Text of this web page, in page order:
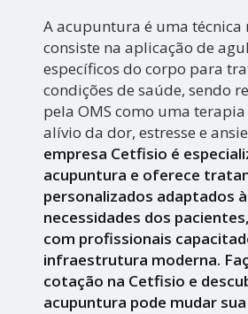
A acupuntura é uma técnica
consiste na aplicação de
específicos do corpo para
condições de saúde, sendo
pela OMS como uma
alívio da dor, estresse e
empresa Cetfisio é
acupuntura e oferece
personalizados adaptados
necessidades dos
com profissionais
infraestrutura moderna.
cotação na Cetfisio e
acupuntura pode mudar sua